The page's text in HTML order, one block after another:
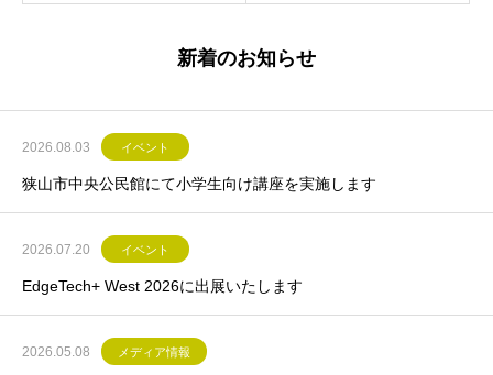
新着のお知らせ
2026.08.03 イベント
狭山市中央公民館にて小学生向け講座を実施します
2026.07.20 イベント
EdgeTech+ West 2026に出展いたします
2026.05.08 メディア情報